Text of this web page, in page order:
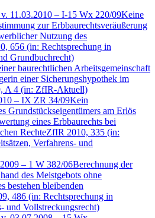
11.03.2010 – I-15 Wx 220/09Keine
zur Erbbaurechtsveräußerung
Nutzung des
656 (in: Rechtsprechung in
Grundbuchrecht)
baurechtlichen Arbeitsgemeinschaft
einer Sicherungshypothek im
A 4 (in: ZfIR-Aktuell)
– IX ZR 34/09Kein
Grundstückseigentümers am Erlös
eines Erbbaurechts bei
RechteZfIR 2010, 335 (in:
Verfahrens- und
– 1 W 382/06Berechnung der
des Meistgebots ohne
bestehen bleibenden
486 (in: Rechtsprechung in
und Vollstreckungsrecht)